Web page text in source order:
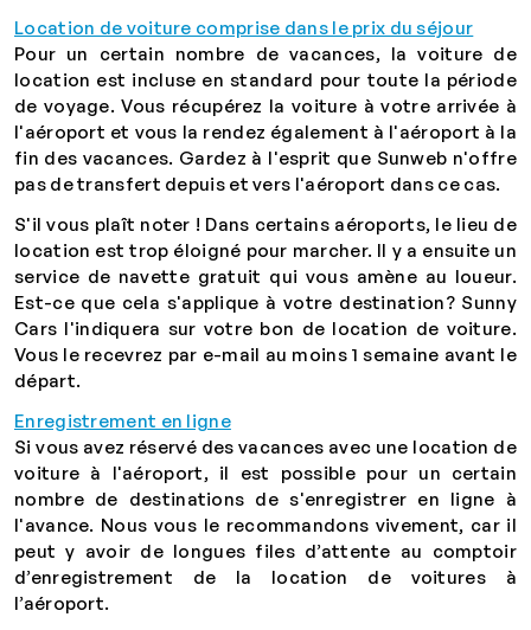
Location de voiture comprise dans le prix du séjour
Pour un certain nombre de vacances, la voiture de
location est incluse en standard pour toute la période
de voyage. Vous récupérez la voiture à votre arrivée à
l'aéroport et vous la rendez également à l'aéroport à la
fin des vacances. Gardez à l'esprit que Sunweb n'offre
pas de transfert depuis et vers l'aéroport dans ce cas.
S'il vous plaît noter ! Dans certains aéroports, le lieu de
location est trop éloigné pour marcher. Il y a ensuite un
service de navette gratuit qui vous amène au loueur.
Est-ce que cela s'applique à votre destination? Sunny
Cars l'indiquera sur votre bon de location de voiture.
Vous le recevrez par e-mail au moins 1 semaine avant le
départ.
Enregistrement en ligne
Si vous avez réservé des vacances avec une location de
voiture à l'aéroport, il est possible pour un certain
nombre de destinations de s'enregistrer en ligne à
l'avance. Nous vous le recommandons vivement, car il
peut y avoir de longues files d’attente au comptoir
d’enregistrement de la location de voitures à
l’aéroport.